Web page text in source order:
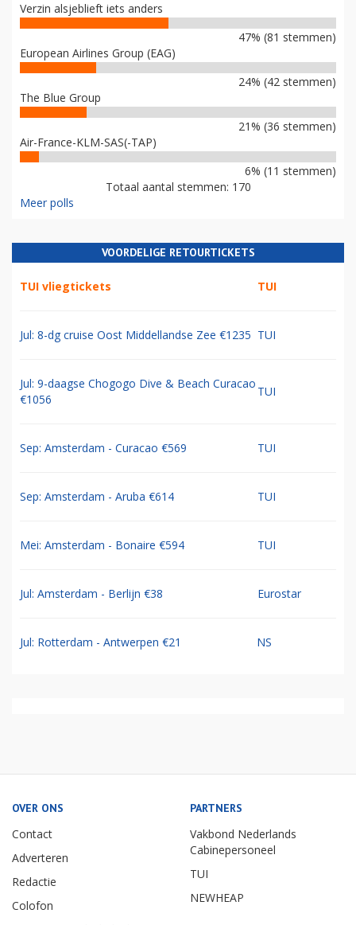
Verzin alsjeblieft iets anders
47% (81 stemmen)
European Airlines Group (EAG)
24% (42 stemmen)
The Blue Group
21% (36 stemmen)
Air-France-KLM-SAS(-TAP)
6% (11 stemmen)
Totaal aantal stemmen: 170
Meer polls
VOORDELIGE RETOURTICKETS
TUI vliegtickets TUI
Jul: 8-dg cruise Oost Middellandse Zee €1235 TUI
Jul: 9-daagse Chogogo Dive & Beach Curacao
€1056
TUI
Sep: Amsterdam - Curacao €569 TUI
Sep: Amsterdam - Aruba €614 TUI
Mei: Amsterdam - Bonaire €594 TUI
Jul: Amsterdam - Berlijn €38 Eurostar
Jul: Rotterdam - Antwerpen €21 NS
OVER ONS
Contact
Adverteren
Redactie
Colofon
PARTNERS
Vakbond Nederlands
Cabinepersoneel
TUI
NEWHEAP